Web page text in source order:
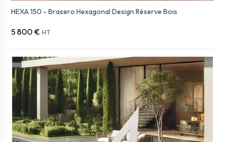
HEXA 150 - Brasero Hexagonal Design Réserve Bois
5 800 € HT